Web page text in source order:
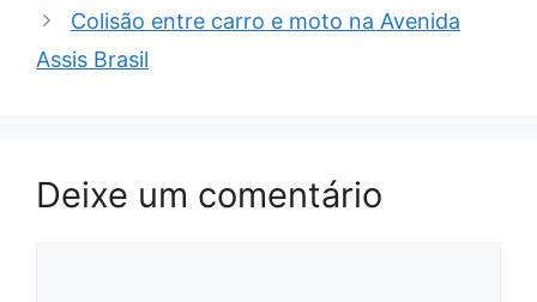
Colisão entre carro e moto na Avenida
Assis Brasil
Deixe um comentário